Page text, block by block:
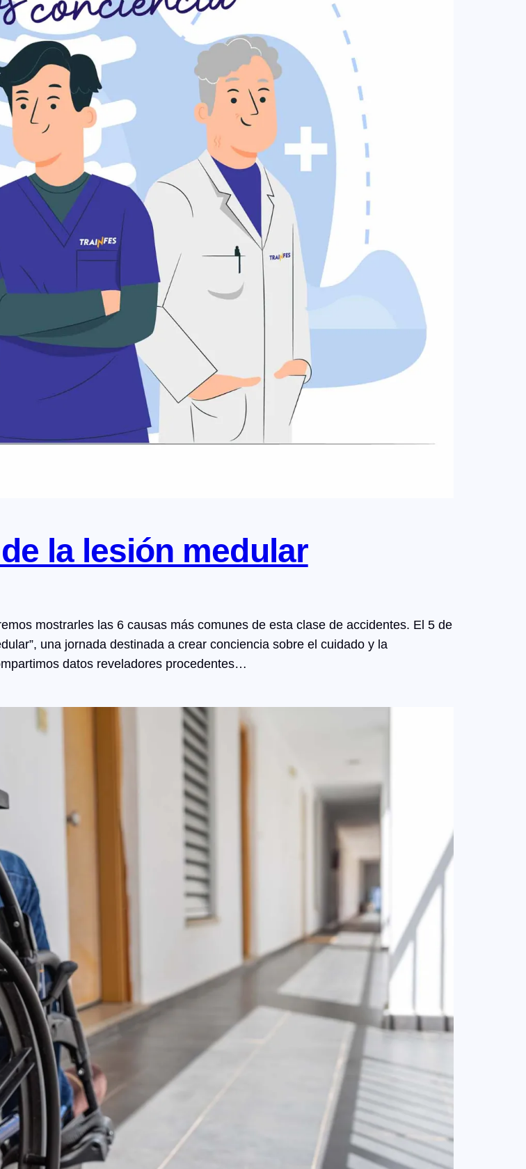
la lesión medular
mostrarles las 6 causas más comunes de esta clase de accidentes. El 5 de
una jornada destinada a crear conciencia sobre el cuidado y la
datos reveladores procedentes…